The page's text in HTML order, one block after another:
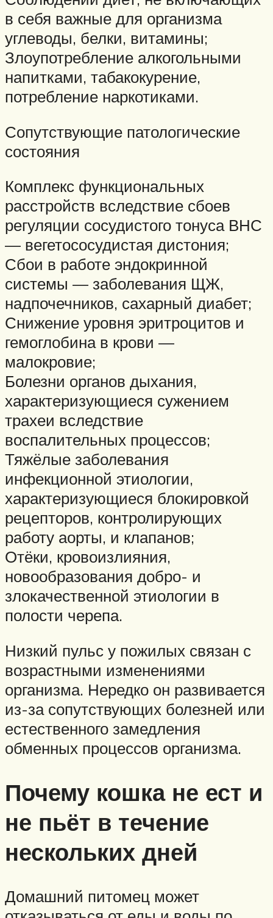
в себя важные для организма
углеводы, белки, витамины;
Злоупотребление алкогольными
напитками, табакокурение,
потребление наркотиками.
Сопутствующие патологические
состояния
Комплекс функциональных
расстройств вследствие сбоев
регуляции сосудистого тонуса ВНС
— вегетососудистая дистония;
Сбои в работе эндокринной
системы — заболевания ЩЖ,
надпочечников, сахарный диабет;
Снижение уровня эритроцитов и
гемоглобина в крови —
малокровие;
Болезни органов дыхания,
характеризующиеся сужением
трахеи вследствие
воспалительных процессов;
Тяжёлые заболевания
инфекционной этиологии,
характеризующиеся блокировкой
рецепторов, контролирующих
работу аорты, и клапанов;
Отёки, кровоизлияния,
новообразования добро- и
злокачественной этиологии в
полости черепа.
Низкий пульс у пожилых связан с
возрастными изменениями
организма. Нередко он развивается
из-за сопутствующих болезней или
естественного замедления
обменных процессов организма.
Почему кошка не ест и
не пьёт в течение
нескольких дней
Домашний питомец может